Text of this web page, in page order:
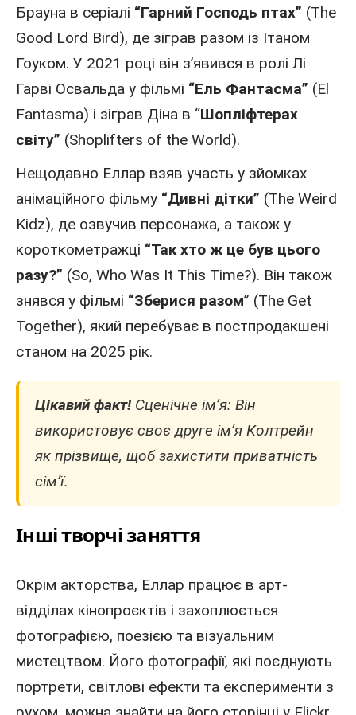
Брауна в серіалі “Гарний Господь птах” (The
Good Lord Bird), де зіграв разом із Ітаном
Гоуком. У 2021 році він з’явився в ролі Лі
Гарві Освальда у фільмі “Ель Фантасма” (El
Fantasma) і зіграв Діна в “Шопліфтерах
світу” (Shoplifters of the World).
Нещодавно Еллар взяв участь у зйомках
анімаційного фільму “Дивні дітки” (The Weird
Kidz), де озвучив персонажа, а також у
короткометражці “Так хто ж це був цього
разу?” (So, Who Was It This Time?). Він також
знявся у фільмі “Зберися разом” (The Get
Together), який перебуває в постпродакшені
станом на 2025 рік.
Цікавий факт!Сценічне ім’я: Він
використовує своє друге ім’я Колтрейн
як прізвище, щоб захистити приватність
сім’ї.
Інші творчі заняття
Окрім акторства, Еллар працює в арт-
відділах кінопроєктів і захоплюється
фотографією, поезією та візуальним
мистецтвом. Його фотографії, які поєднують
портрети, світлові ефекти та експерименти з